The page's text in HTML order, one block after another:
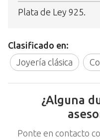
Plata de Ley 925.
Clasificado en:
Joyería clásica
¿Alguna
Ponte en contacto